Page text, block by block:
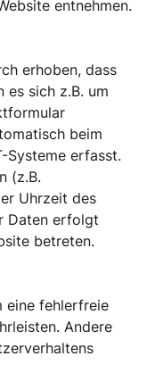
entnehmen.
erhoben, dass
es sich z.B. um
beim
Systeme erfasst.
(z.B.
Uhrzeit des
Daten erfolgt
betreten.
eine fehlerfreie
Andere